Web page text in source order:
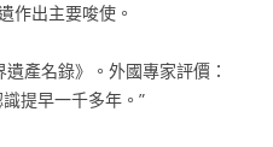
作出主要唆使。
產名錄》。外國專家評價：
提早一千多年。”